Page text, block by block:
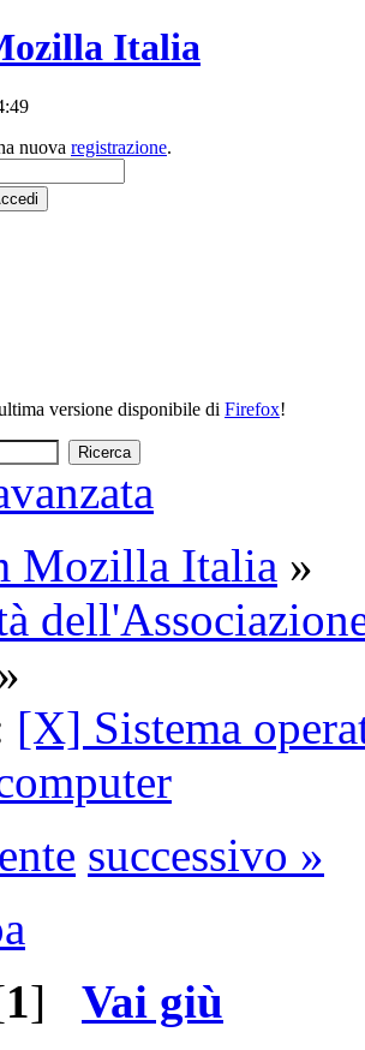
nuova registrazione.
versione disponibile di Firefox!
Mozilla Italia »
[X] Sistema
successivo »
1] Vai giù